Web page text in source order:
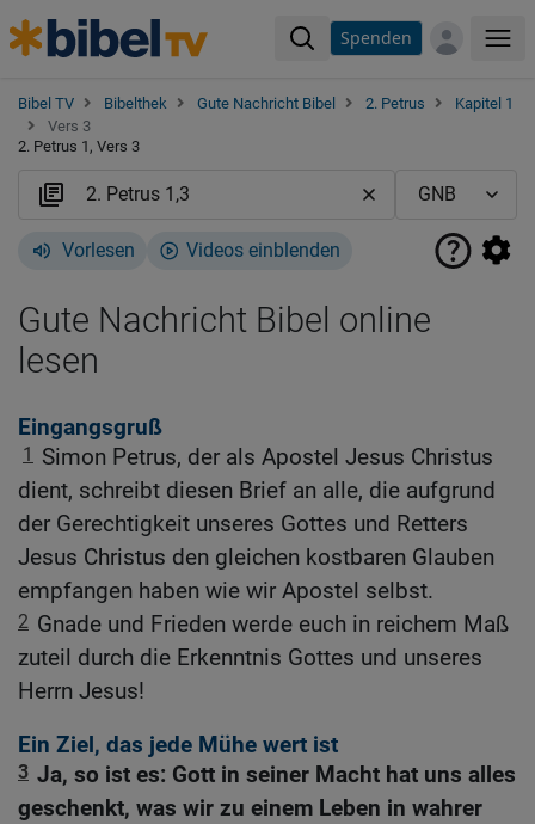
Spenden
Bibel TV Bibelthek Gute Nachricht Bibel 2. Petrus
Kapitel 1
Vers 3
2. Petrus 1, Vers 3
Vorlesen Videos einblenden
Gute Nachricht Bibel online
lesen
Eingangsgruß
1
Simon Petrus, der als Apostel Jesus Christus
dient, schreibt diesen Brief an alle, die aufgrund
der Gerechtigkeit unseres Gottes und Retters
Jesus Christus den gleichen kostbaren Glauben
empfangen haben wie wir Apostel selbst.
2 Gnade und Frieden werde euch in reichem Maß
zuteil durch die Erkenntnis Gottes und unseres
Herrn Jesus!
Ein Ziel, das jede Mühe wert ist
3 Ja, so ist es: Gott in seiner Macht hat uns alles
geschenkt, was wir zu einem Leben in wahrer